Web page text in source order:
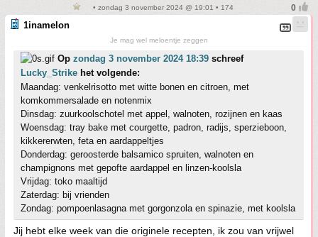
• zondag 3 november 2024 @ 19:01 • 174
1inamelon
Je mag wel meloentje zeggen
Op zondag 3 november 2024 18:39 schreef
Lucky_Strike het volgende:
Maandag: venkelrisotto met witte bonen en citroen, met
komkommersalade en notenmix
Dinsdag: zuurkoolschotel met appel, walnoten, rozijnen en kaas
Woensdag: tray bake met courgette, padron, radijs, sperzieboon,
kikkererwten, feta en aardappeltjes
Donderdag: geroosterde balsamico spruiten, walnoten en
champignons met gepofte aardappel en linzen-koolsla
Vrijdag: toko maaltijd
Zaterdag: bij vrienden
Zondag: pompoenlasagna met gorgonzola en spinazie, met koolsla
Jij hebt elke week van die originele recepten, ik zou van vrijwel